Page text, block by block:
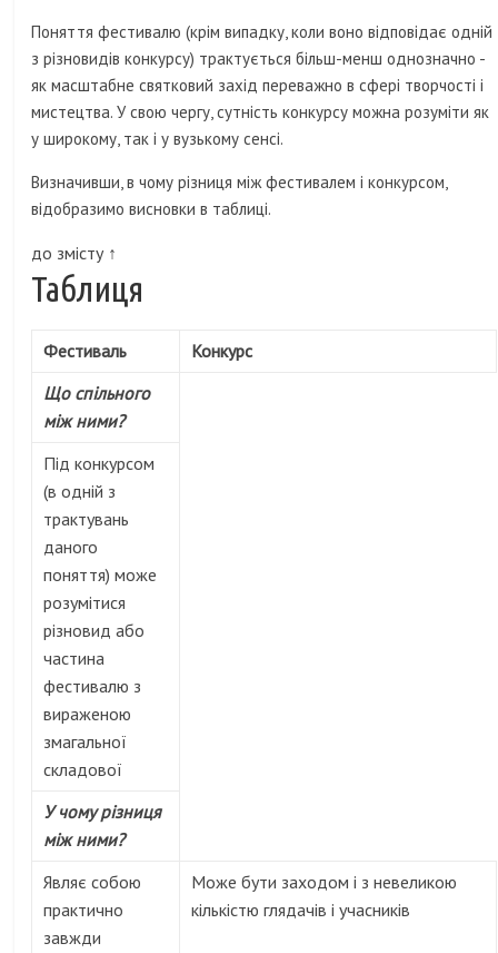
Поняття фестивалю (крім випадку, коли воно відповідає одній
з різновидів конкурсу) трактується більш-менш однозначно -
як масштабне святковий захід переважно в сфері творчості і
мистецтва. У свою чергу, сутність конкурсу можна розуміти як
у широкому, так і у вузькому сенсі.
Визначивши, в чому різниця між фестивалем і конкурсом,
відобразимо висновки в таблиці.
до змісту ↑
Таблиця
Фестиваль
Конкурс
Що спільного
між ними?
Під конкурсом
(в одній з
трактувань
даного
поняття) може
розумітися
різновид або
частина
фестивалю з
вираженою
змагальної
складової
У чому різниця
між ними?
Являє собою
практично
завжди
Може бути заходом і з невеликою
кількістю глядачів і учасників